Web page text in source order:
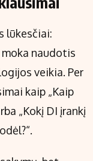
lūkesčiai:
naudotis
veikia. Per
kaip „Kaip
„Kokį DI įrankį